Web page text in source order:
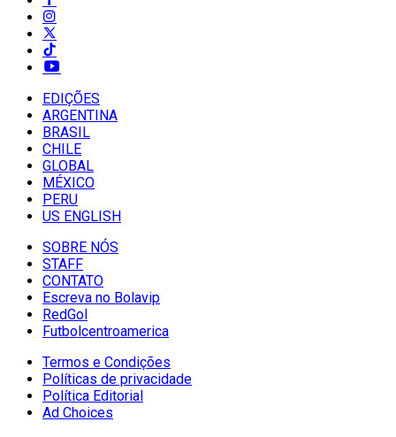
EDIÇÕES
ARGENTINA
BRASIL
CHILE
GLOBAL
MÉXICO
PERU
US ENGLISH
SOBRE NÓS
STAFF
CONTATO
Escreva no Bolavip
RedGol
Futbolcentroamerica
Termos e Condições
Políticas de privacidade
Política Editorial
Ad Choices